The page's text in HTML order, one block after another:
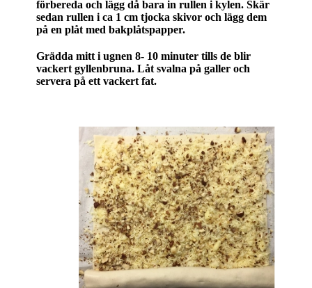
förbereda och lägg då bara in rullen i kylen. Skär
sedan rullen i ca 1 cm tjocka skivor och lägg dem
på en plåt med bakplåtspapper.
Grädda mitt i ugnen 8- 10 minuter tills de blir
vackert gyllenbruna. Låt svalna på galler och
servera på ett vackert fat.